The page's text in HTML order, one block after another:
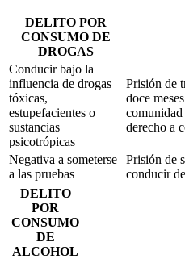
DELITO POR
CONSUMO DE
DROGAS
Conducir bajo la
influencia de drogas
tóxicas,
estupefacientes o
sustancias
psicotrópicas
Prisión de
doce
derecho a
Negativa a someterse
a las pruebas
Prisión de
conducir
DELITO
POR
CONSUMO
DE
ALCOHOL